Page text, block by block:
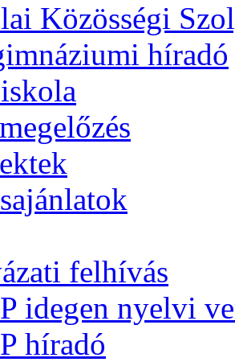
Közösségi
híradó
felhívás
idegen nyelvi
híradó